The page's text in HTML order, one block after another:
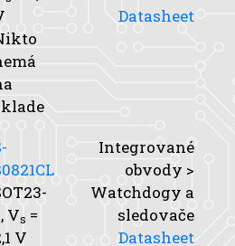
Datasheet
Vs =
V
Integrované
obvody >
Watchdogy a
sledovače
Datasheet